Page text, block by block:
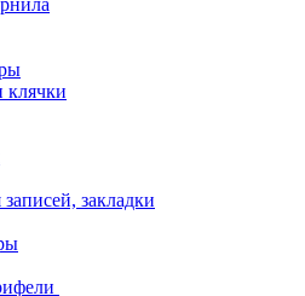
клячки
закладки